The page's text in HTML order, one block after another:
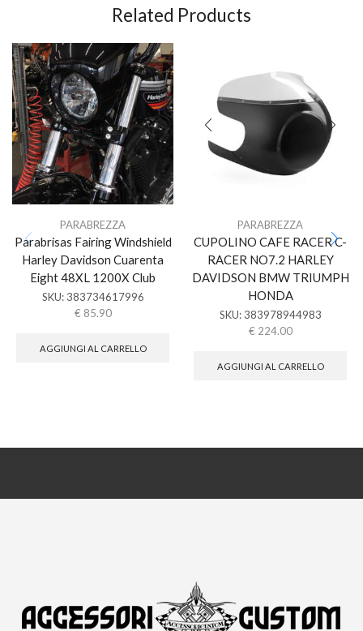
Related Products
PARABREZZA
Parabrisas Fairing Windshield
Harley Davidson Cuarenta
Eight 48XL 1200X Club
SKU: 383734617996
€ 85.90
AGGIUNGI AL CARRELLO
PARABREZZA
CUPOLINO CAFE RACER C-
RACER NO7.2 HARLEY
DAVIDSON BMW TRIUMPH
HONDA
SKU: 383978944983
€ 224.00
AGGIUNGI AL CARRELLO